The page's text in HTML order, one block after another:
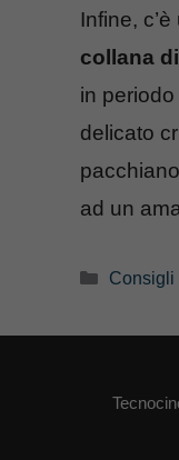
Infine,
collana
in
delicato
ad un
Consigli